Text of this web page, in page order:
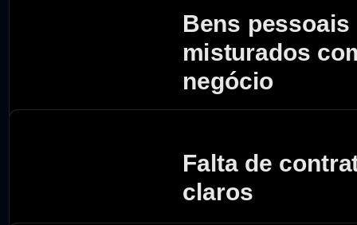
Bens pessoais
misturados
negócio
Falta de
claros